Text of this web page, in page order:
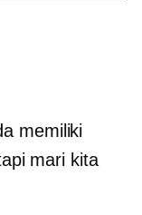
memiliki
mari kita